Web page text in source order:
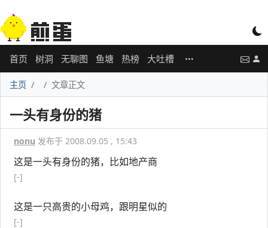
首页 树洞 无聊图 鱼塘 热榜 大吐槽
主页 文章正文
一头有身份的猪
nonu 发布于 2008.09.05 , 15:43
这是一头有身份的猪，比如地产商
[-]
这是一只高贵的小母鸡，跟明星似的
[-]